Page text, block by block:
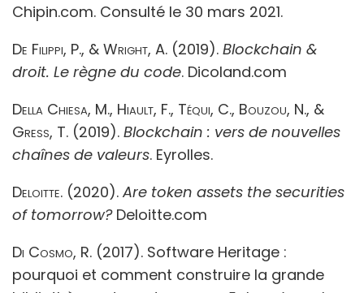
Chipin.com. Consulté le 30 mars 2021.
De Filippi, P., & Wright, A. (2019). Blockchain &
droit. Le règne du code. Dicoland.com
Della Chiesa, M., Hiault, F., Téqui, C., Bouzou, N., &
Gress, T. (2019). Blockchain : vers de nouvelles
chaînes de valeurs. Eyrolles.
Deloitte. (2020). Are token assets the securities
of tomorrow? Deloitte.com
Di Cosmo, R. (2017). Software Heritage :
pourquoi et comment construire la grande